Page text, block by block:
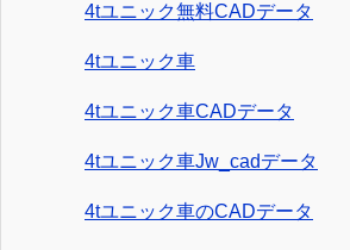
4tユニック無料CADデータ
4tユニック車
4tユニック車CADデータ
4tユニック車Jw_cadデータ
4tユニック車のCADデータ